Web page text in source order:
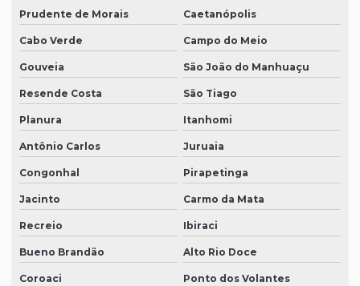
Prudente de Morais Caetanópolis
Cabo Verde Campo do Meio
Gouveia São João do Manhuaçu
Resende Costa São Tiago
Planura Itanhomi
Antônio Carlos Juruaia
Congonhal Pirapetinga
Jacinto Carmo da Mata
Recreio Ibiraci
Bueno Brandão Alto Rio Doce
Coroaci Ponto dos Volantes